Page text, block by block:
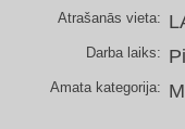
Atrašanās vieta:
Darba laiks:
Amata kategorija: